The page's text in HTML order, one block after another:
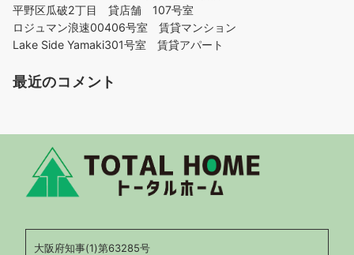
平野区瓜破2丁目 貸店舗 107号室
ロジュマン浪速00406号室 賃貸マンション
Lake Side Yamaki301号室 賃貸アパート
最近のコメント
大阪府知事(1)第63285号